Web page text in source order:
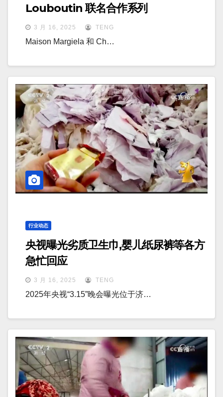
Louboutin 联名合作系列
3 月 16, 2025 TENG
Maison Margiela 和 Ch…
行业动态
央视曝光劣质卫生巾,婴儿纸尿裤等各方
急忙回应
3 月 16, 2025 TENG
2025年央视“3.15”晚会曝光位于济…